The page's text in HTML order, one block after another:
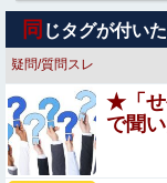
【画像】 JCさん
見えになってしま
ちいかわ、想像以
「喋らない奴」で
【英断】靖国神社
発表「厳粛で神聖
同 じタグが付いた
疑問/質問スレ
★「せ
で聞い